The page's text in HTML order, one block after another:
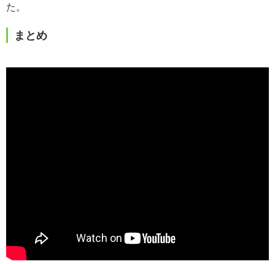
た。
まとめ